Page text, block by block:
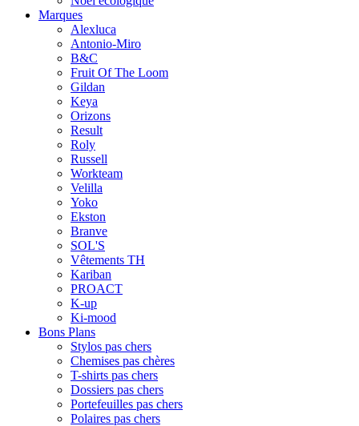
Marques
Alexluca
Antonio-Miro
B&C
Fruit Of The Loom
Gildan
Keya
Orizons
Result
Roly
Russell
Workteam
Velilla
Yoko
Ekston
Branve
SOL'S
Vêtements TH
Kariban
PROACT
K-up
Ki-mood
Bons Plans
Stylos pas chers
Chemises pas chères
T-shirts pas chers
Dossiers pas chers
Portefeuilles pas chers
Polaires pas chers